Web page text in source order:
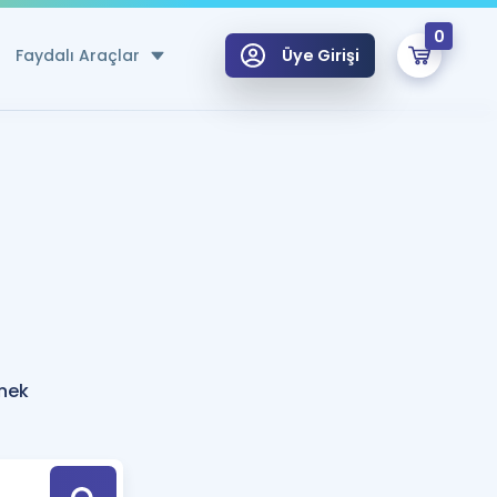
Faydalı Araçlar
Hesaplama Aracı
için Öneriler
Tek Takvimde
Üye Girişi
0